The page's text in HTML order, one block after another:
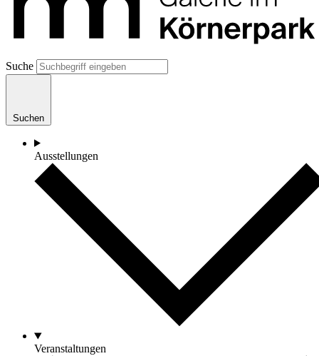
Suche
Suchen
Ausstellungen
Veranstaltungen